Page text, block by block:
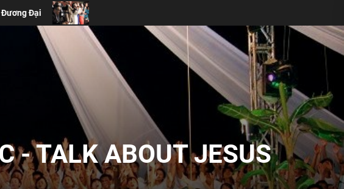
Bốn Lý Do Thánh Ca Truyền Thống Vẫn Cần Thiết Trong Buổi Thờ Phượng
- TALK ABOUT JESUS